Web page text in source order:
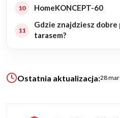
KONAKT
ZAPISZ SIĘ
HomeKONCEPT-60
Gdzie znajdziesz
tarasem?
Ostatnia aktualizacja:28